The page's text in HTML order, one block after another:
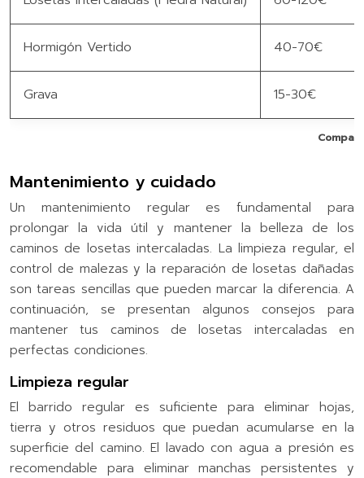
Hormigón Vertido 40-70€
Grava 15-30€
Mantenimiento y cuidado
Un mantenimiento regular es fundamental para
prolongar la vida útil y mantener la belleza de los
caminos de losetas intercaladas. La limpieza regular, el
control de malezas y la reparación de losetas dañadas
son tareas sencillas que pueden marcar la diferencia. A
continuación, se presentan algunos consejos para
mantener tus caminos de losetas intercaladas en
perfectas condiciones.
Limpieza regular
El barrido regular es suficiente para eliminar hojas,
tierra y otros residuos que puedan acumularse en la
superficie del camino. El lavado con agua a presión es
recomendable para eliminar manchas persistentes y